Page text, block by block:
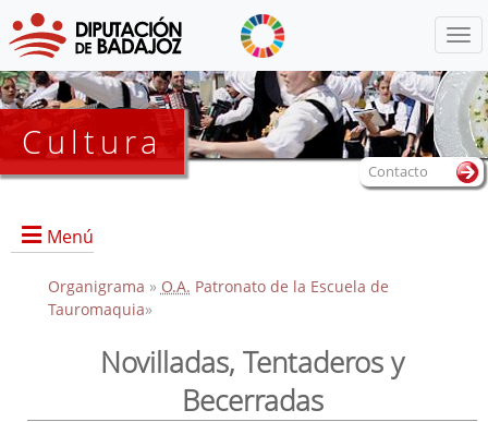
Cultura
Menú
Convocatoria de participación al XIV Certamen "Trofeo
Diputación de Badajoz"
Organigrama » O.A. Patronato de la Escuela de
Tauromaquia»
Novilladas, Tentaderos y
Becerradas
Contacto